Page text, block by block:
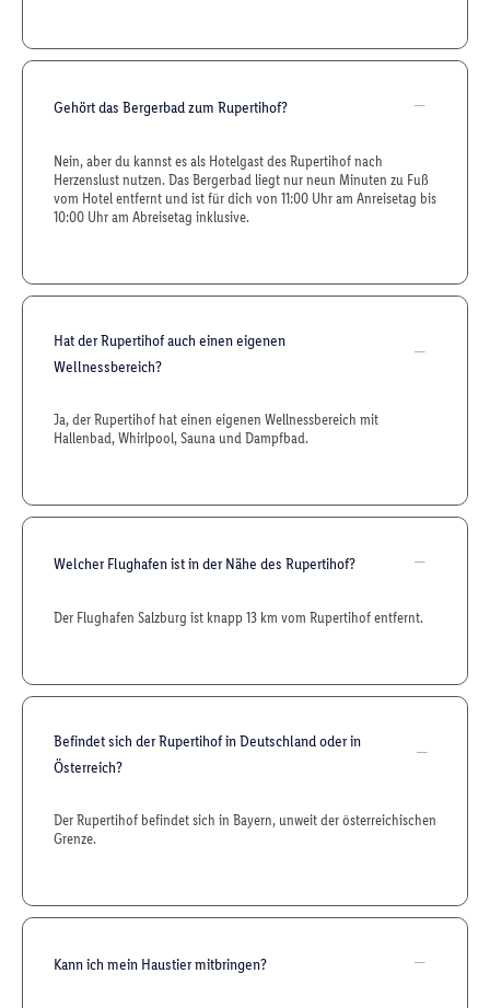
Gehört das Bergerbad zum Rupertihof?
Nein, aber du kannst es als Hotelgast des Rupertihof nach
Herzenslust nutzen. Das Bergerbad liegt nur neun Minuten zu Fuß
vom Hotel entfernt und ist für dich von 11:00 Uhr am Anreisetag bis
10:00 Uhr am Abreisetag inklusive.
Hat der Rupertihof auch einen eigenen
Wellnessbereich?
Ja, der Rupertihof hat einen eigenen Wellnessbereich mit
Hallenbad, Whirlpool, Sauna und Dampfbad.
Welcher Flughafen ist in der Nähe des Rupertihof?
Der Flughafen Salzburg ist knapp 13 km vom Rupertihof entfernt.
Befindet sich der Rupertihof in Deutschland oder in
Österreich?
Der Rupertihof befindet sich in Bayern, unweit der österreichischen
Grenze.
Kann ich mein Haustier mitbringen?